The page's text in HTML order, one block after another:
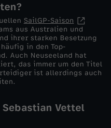
SailGP-Saison
aus Australien und
ihrer starken Besetzung
in den Top-
Auch Neuseeland hat
das immer um den Titel
ist allerdings auch
Vettel